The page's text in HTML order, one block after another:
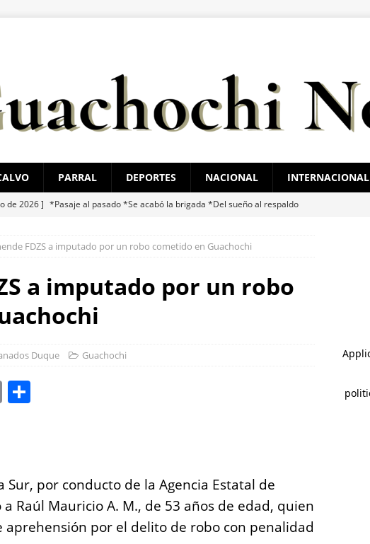
PARRAL DEPORTES NACIONAL INTERNACIONAL
de 2026 ] *Pasaje al pasado *Se acabó la brigada *Del sueño al respaldo
de 2026 ] El juego sin reglas: Jorge Soto
ESTATAL
de 2026 ]
Santiago de la Peña reúne a 4 mil ciudadanos durante encuentro
de 2026 ] Arrestan a 6 y aseguran 100 gramos de cristal
FDZS a imputado por un robo cometido en Guachochi
a imputado por un robo
Duque Guachochi
C
Li
n
k
Sur, por conducto de la Agencia Estatal de
Raúl Mauricio A. M., de 53 años de edad, quien
aprehensión por el delito de robo con penalidad